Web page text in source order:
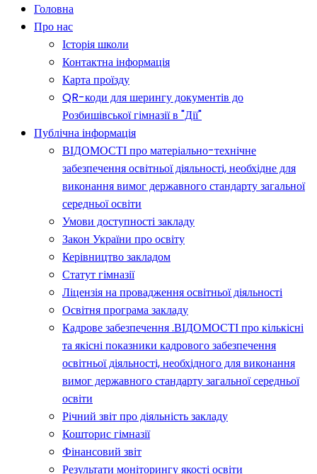
Головна
Про нас
Історія школи
Контактна інформація
Карта проїзду
QR-коди для шерингу документів до
Розбишівської гімназії в "Дії"
Публічна інформація
ВІДОМОСТІ про матеріально-технічне
забезпечення освітньої діяльності, необхідне для
виконання вимог державного стандарту загальної
середньої освіти
Умови доступності закладу
Закон України про освіту
Керівництво закладом
Статут гімназії
Ліцензія на провадження освітньої діяльності
Освітня програма закладу
Кадрове забезпечення .ВІДОМОСТІ про кількісні
та якісні показники кадрового забезпечення
освітньої діяльності, необхідного для виконання
вимог державного стандарту загальної середньої
освіти
Річний звіт про діяльність закладу
Кошторис гімназії
Фінансовий звіт
Результати моніторингу якості освіти